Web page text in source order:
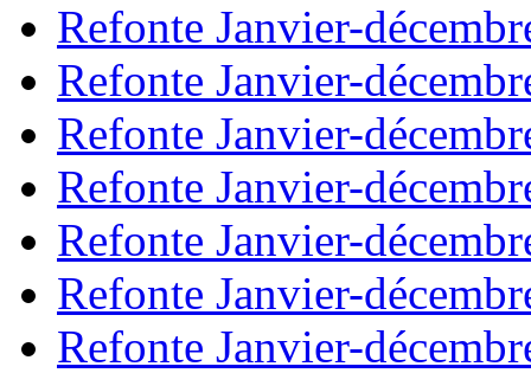
Refonte Janvier-
Refonte Janvier-
Refonte Janvier-
Refonte Janvier-
Refonte Janvier-
Refonte Janvier-
Refonte Janvier-